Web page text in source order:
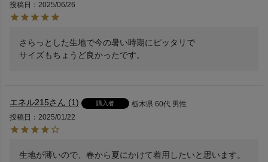
投稿日
2025/06/26
さらっとした生地で今の暑い時期にピッタリで
サイズもちょうど良かったです。
エネル215 1 購入者 栃木県 60代 男性
投稿日
2025/01/22
生地が薄いので、春から夏にかけて着用したいと思います。